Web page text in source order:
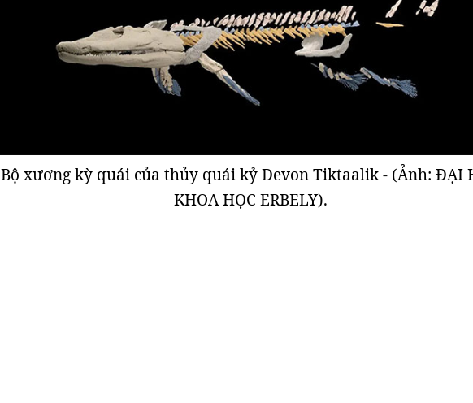
Bộ xương kỳ quái của thủy quái kỷ Devon Tiktaalik - (Ảnh: ĐẠI
KHOA HỌC ERBELY).